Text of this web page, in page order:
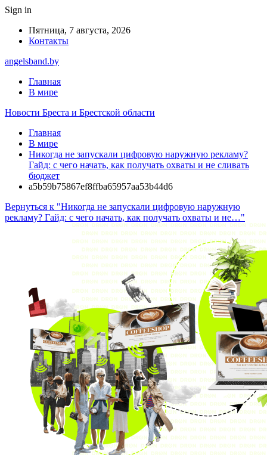
Sign in
Пятница, 7 августа, 2026
Контакты
angelsband.by
Главная
В мире
Новости Бреста и Брестской области
Главная
В мире
Никогда не запускали цифровую наружную рекламу?
Гайд: с чего начать, как получать охваты и не сливать
бюджет
a5b59b75867ef8ffba65957aa53b44d6
Вернуться к "Никогда не запускали цифровую наружную
рекламу? Гайд: с чего начать, как получать охваты и не…"